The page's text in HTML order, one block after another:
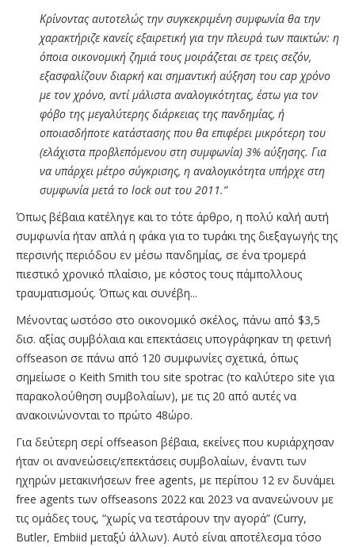
Κρίνοντας αυτοτελώς την συγκεκριμένη συμφωνία θα την
χαρακτήριζε κανείς εξαιρετική για την πλευρά των παικτών: η
όποια οικονομική ζημιά τους μοιράζεται σε τρεις σεζόν,
εξασφαλίζουν διαρκή και σημαντική αύξηση του cap χρόνο
με τον χρόνο, αντί μάλιστα αναλογικότητας, έστω για τον
φόβο της μεγαλύτερης διάρκειας της πανδημίας, ή
οποιασδήποτε κατάστασης που θα επιφέρει μικρότερη του
(ελάχιστα προβλεπόμενου στη συμφωνία) 3% αύξησης. Για
να υπάρχει μέτρο σύγκρισης, η αναλογικότητα υπήρχε στη
συμφωνία μετά το lock out του 2011.”
Όπως βέβαια κατέληγε και το τότε άρθρο, η πολύ καλή αυτή
συμφωνία ήταν απλά η φάκα για το τυράκι της διεξαγωγής της
περσινής περιόδου εν μέσω πανδημίας, σε ένα τρομερά
πιεστικό χρονικό πλαίσιο, με κόστος τους πάμπολλους
τραυματισμούς. Όπως και συνέβη...
Μένοντας ωστόσο στο οικονομικό σκέλος, πάνω από $3,5
δισ. αξίας συμβόλαια και επεκτάσεις υπογράφηκαν τη φετινή
offseason σε πάνω από 120 συμφωνίες σχετικά, όπως
σημείωσε ο Keith Smith του site spotrac (το καλύτερο site για
παρακολούθηση συμβολαίων), με τις 20 από αυτές να
ανακοινώνονται το πρώτο 48ώρο.
Για δεύτερη σερί offseason βέβαια, εκείνες που κυριάρχησαν
ήταν οι ανανεώσεις/επεκτάσεις συμβολαίων, έναντι των
ηχηρών μετακινήσεων free agents, με περίπου 12 εν δυνάμει
free agents των offseasons 2022 και 2023 να ανανεώνουν με
τις ομάδες τους, “χωρίς να τεστάρουν την αγορά” (Curry,
Butler, Embiid μεταξύ άλλων). Αυτό είναι αποτέλεσμα τόσο